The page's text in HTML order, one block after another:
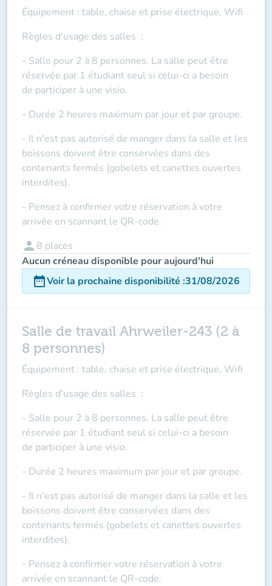
Équipement : table, chaise et prise électrique, Wifi
Règles d'usage des salles :
- Salle pour 2 à 8 personnes. La salle peut être
réservée par 1 étudiant seul si celui-ci a besoin
de participer à une visio.
- Durée 2 heures maximum par jour et par groupe.
- Il n'est pas autorisé de manger dans la salle et les
boissons doivent être conservées dans des
contenants fermés (gobelets et canettes ouvertes
interdites).
- Pensez à confirmer votre réservation à votre
arrivée en scannant le QR-code.
person 8 places
Aucun créneau disponible pour aujourd'hui
date_rangeVoir la prochaine disponibilité :31/08/2026
Salle de travail Ahrweiler-243 (2 à
8 personnes)
Équipement : table, chaise et prise électrique, Wifi
Règles d'usage des salles :
- Salle pour 2 à 8 personnes. La salle peut être
réservée par 1 étudiant seul si celui-ci a besoin
de participer à une visio.
- Durée 2 heures maximum par jour et par groupe.
- Il n'est pas autorisé de manger dans la salle et les
boissons doivent être conservées dans des
contenants fermés (gobelets et canettes ouvertes
interdites).
- Pensez à confirmer votre réservation à votre
arrivée en scannant le QR-code.